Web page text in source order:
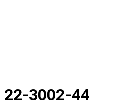
22-3002-44